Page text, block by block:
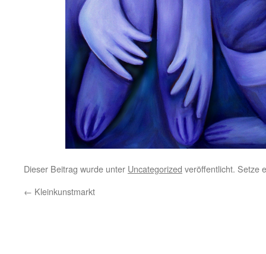
Dieser Beitrag wurde unter Uncategorized veröffentlicht. Setze
← Kleinkunstmarkt